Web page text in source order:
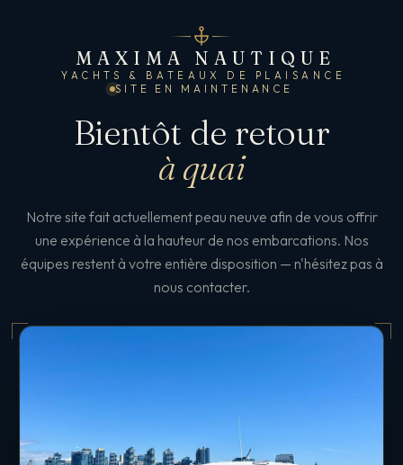
MAXIMA NAUTIQUE
YACHTS & BATEAUX DE PLAISANCE
SITE EN MAINTENANCE
Bientôt de retour
à quai
Notre site fait actuellement peau neuve afin de vous offrir
une expérience à la hauteur de nos embarcations. Nos
équipes restent à votre entière disposition — n'hésitez pas à
nous contacter.